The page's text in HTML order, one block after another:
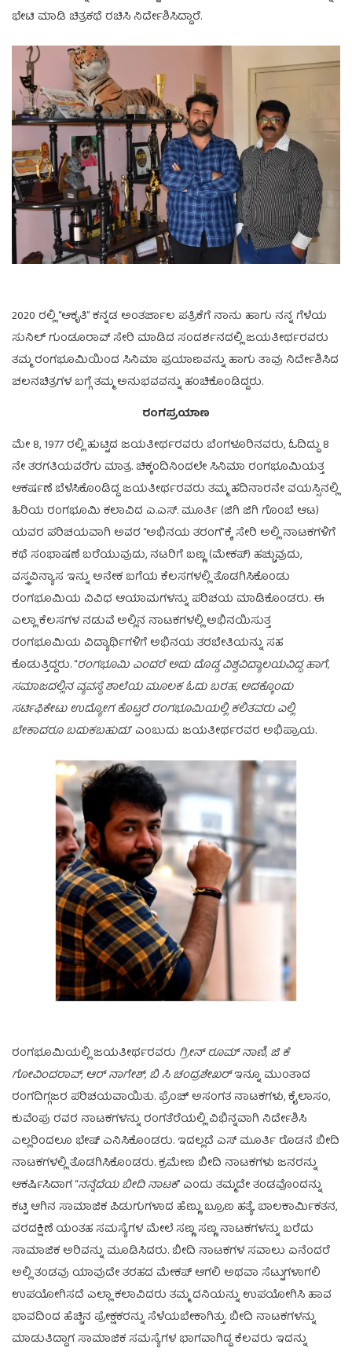
ಭೇಟಿ ಮಾಡಿ ಚಿತ್ರಕಥೆ ರಚಿಸಿ ನಿರ್ದೇಶಿಸಿದ್ದಾರೆ.
2020 ರಲ್ಲಿ “ಆಕೃತಿ” ಕನ್ನಡ ಅಂತರ್ಜಾಲ ಪತ್ರಿಕೆಗೆ ನಾನು ಹಾಗು ನನ್ನ ಗೆಳೆಯ
ಸುನಿಲ್ ಗುಂಡೂರಾವ್ ಸೇರಿ ಮಾಡಿದ ಸಂದರ್ಶನದಲ್ಲಿ ಜಯತೀರ್ಥರವರು
ತಮ್ಮ ರಂಗಭೂಮಿಯಿಂದ ಸಿನಿಮಾ ಪ್ರಯಾಣವನ್ನು ಹಾಗು ತಾವು ನಿರ್ದೇಶಿಸಿದ
ಚಲನಚಿತ್ರಗಳ ಬಗ್ಗೆ ತಮ್ಮ ಅನುಭವವನ್ನು ಹಂಚಿಕೊಂಡಿದ್ದರು.
ರಂಗಪ್ರಯಾಣ
ಮೇ 8, 1977 ರಲ್ಲಿ ಹುಟ್ಟಿದ ಜಯತೀರ್ಥರವರು ಬೆಂಗಳೂರಿನವರು, ಓದಿದ್ದು 8
ನೇ ತರಗತಿಯವರೆಗು ಮಾತ್ರ. ಚಿಕ್ಕಂದಿನಿಂದಲೇ ಸಿನಿಮಾ ರಂಗಭೂಮಿಯತ್ತ
ಆಕರ್ಷಣೆ ಬೆಳೆಸಿಕೊಂಡಿದ್ದ ಜಯತೀರ್ಥರವರು ತಮ್ಮ ಹದಿನಾರನೇ ವಯಸ್ಸಿನಲ್ಲಿ
ಹಿರಿಯ ರಂಗಭೂಮಿ ಕಲಾವಿದ ಎ.ಎಸ್. ಮೂರ್ತಿ (ಜಿಗಿ ಜಿಗಿ ಗೊಂಬೆ ಆಟ)
ಯವರ ಪರಿಚಯವಾಗಿ ಅವರ “ಅಭಿನಯ ತರಂಗ”ಕ್ಕೆ ಸೇರಿ ಅಲ್ಲಿ ನಾಟಕಗಳಿಗೆ
ಕಥೆ ಸಂಭಾಷಣೆ ಬರೆಯುವುದು, ನಟರಿಗೆ ಬಣ್ಣ (ಮೇಕಪ್) ಹಚ್ಚುವುದು,
ವಸ್ತ್ರವಿನ್ಯಾಸ ಇನ್ನು ಅನೇಕ ಬಗೆಯ ಕೆಲಸಗಳಲ್ಲಿ ತೊಡಗಿಸಿಕೊಂಡು
ರಂಗಭೂಮಿಯ ವಿವಿಧ ಆಯಾಮಗಳನ್ನು ಪರಿಚಯ ಮಾಡಿಕೊಂಡರು. ಈ
ಎಲ್ಲಾ ಕೆಲಸಗಳ ನಡುವೆ ಅಲ್ಲಿನ ನಾಟಕಗಳಲ್ಲಿ ಅಭಿನಯಿಸುತ್ತ
ರಂಗಭೂಮಿಯ ವಿದ್ಯಾರ್ಥಿಗಳಿಗೆ ಅಭಿನಯ ತರಬೇತಿಯನ್ನು ಸಹ
ಕೊಡುತ್ತಿದ್ದರು. “ರಂಗಭೂಮಿ ಎಂದರೆ ಅದು ದೊಡ್ಡ ವಿಶ್ವವಿದ್ಯಾಲಯವಿದ್ದ ಹಾಗೆ,
ಸಮಾಜದಲ್ಲಿನ ವ್ಯವಸ್ಥೆ ಶಾಲೆಯ ಮೂಲಕ ಓದು ಬರಹ, ಅದಕ್ಕೊಂದು
ಸರ್ಟಿಫಿಕೇಟು ಉದ್ಯೋಗ ಕೊಟ್ಟರೆ ರಂಗಭೂಮಿಯಲ್ಲಿ ಕಲಿತವರು ಎಲ್ಲಿ
ಬೇಕಾದರೂ ಬದುಕಬಹುದು” ಎಂಬುದು ಜಯತೀರ್ಥರವರ ಅಭಿಪ್ರಾಯ.
ರಂಗಭೂಮಿಯಲ್ಲಿ ಜಯತೀರ್ಥರವರು ಗ್ರೀನ್ ರೂಮ್ ನಾಣಿ, ಜಿ ಕೆ
ಗೋವಿಂದರಾವ್, ಆರ್ ನಾಗೇಶ್, ಬಿ ಸಿ ಚಂದ್ರಶೇಖರ್ಇನ್ನೂ ಮುಂತಾದ
ರಂಗದಿಗ್ಗಜರ ಪರಿಚಯವಾಯಿತು. ಫ್ರೆಂಚ್ ಅಸಂಗತ ನಾಟಕಗಳು, ಕೈಲಾಸಂ,
ಕುವೆಂಪು ರವರ ನಾಟಕಗಳನ್ನು ರಂಗತೆರೆಯಲ್ಲಿ ವಿಭಿನ್ನವಾಗಿ ನಿರ್ದೇಶಿಸಿ
ಎಲ್ಲರಿಂದಲೂ ಭೇಷ್ ಎನಿಸಿಕೊಂಡರು. ಇದಲ್ಲದೆ ಎಸ್ ಮೂರ್ತಿ ರೊಡನೆ ಬೀದಿ
ನಾಟಕಗಳಲ್ಲಿ ತೊಡಗಿಸಿಕೊಂಡರು. ಕ್ರಮೇಣ ಬೀದಿ ನಾಟಕಗಳು ಜನರನ್ನು
ಆಕರ್ಷಿಸಿದಾಗ “ನನ್ನೆದೆಯ ಬೀದಿ ನಾಟಕ” ಎಂದು ತಮ್ಮದೇ ತಂಡವೊಂದನ್ನು
ಕಟ್ಟಿ ಆಗಿನ ಸಾಮಾಜಿಕ ಪಿಡುಗುಗಳಾದ ಹೆಣ್ಣು ಬ್ರೂಣ ಹತ್ಯೆ, ಬಾಲಕಾರ್ಮಿಕತನ,
ವರದಕ್ಷಿಣೆ ಯಂತಹ ಸಮಸ್ಯೆಗಳ ಮೇಲೆ ಸಣ್ಣ ಸಣ್ಣ ನಾಟಕಗಳನ್ನು ಬರೆದು
ಸಾಮಾಜಿಕ ಅರಿವನ್ನು ಮೂಡಿಸಿದರು. ಬೀದಿ ನಾಟಕಗಳ ಸವಾಲು ಏನೆಂದರೆ
ಅಲ್ಲಿ ತಂಡವು ಯಾವುದೇ ತರಹದ ಮೇಕಪ್ ಆಗಲಿ ಅಥವಾ ಸೆಟ್ಟುಗಳಾಗಲಿ
ಉಪಯೋಗಿಸದೆ ಎಲ್ಲಾ ಕಲಾವಿದರು ತಮ್ಮ ದನಿಯನ್ನು ಉಪಯೋಗಿಸಿ ಹಾವ
ಭಾವದಿಂದ ಹೆಚ್ಚಿನ ಪ್ರೇಕ್ಷಕರನ್ನು ಸೆಳೆಯಬೇಕಾಗಿತ್ತು. ಬೀದಿ ನಾಟಕಗಳನ್ನು
ಮಾಡುತಿದ್ದಾಗ ಸಾಮಾಜಿಕ ಸಮಸ್ಯೆಗಳ ಭಾಗವಾಗಿದ್ದ ಕೆಲವರು ಇದನ್ನು